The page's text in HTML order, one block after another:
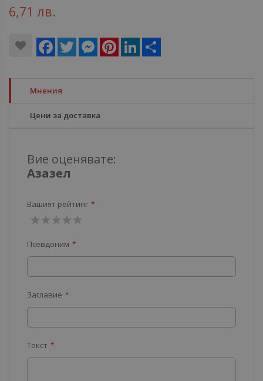
6,71 лв.
Facebook
Twitter MessengerPinterestLinkedIn
Мнения
Цени за доставка
Вие оценявате:
Азазел
Вашият рейтинг
звезда
звезди
звезди
звезди
звезди
Псевдоним
Заглавие
Текст